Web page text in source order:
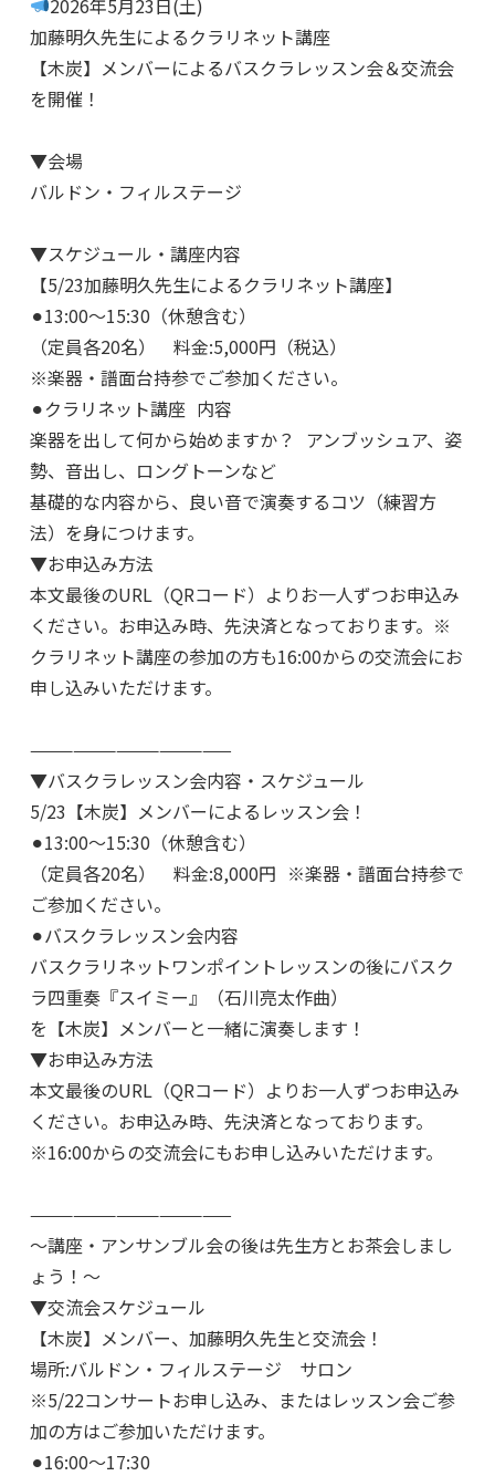
2026年5月23日(土)
加藤明久先生によるクラリネット講座
【木炭】メンバーによるバスクラレッスン会＆交流会
を開催！
▼会場
バルドン・フィルステージ
▼スケジュール・講座内容
【5/23加藤明久先生によるクラリネット講座】
⚫︎13:00〜15:30（休憩含む）
（定員各20名） 料金:5,000円（税込）
※楽器・譜面台持参でご参加ください。
⚫︎クラリネット講座 内容
楽器を出して何から始めますか？ アンブッシュア、姿
勢、音出し、ロングトーンなど
基礎的な内容から、良い音で演奏するコツ（練習方
法）を身につけます。
▼お申込み方法
本文最後のURL（QRコード）よりお一人ずつお申込み
ください。お申込み時、先決済となっております。※
クラリネット講座の参加の方も16:00からの交流会にお
申し込みいただけます。
——————————————
▼バスクラレッスン会内容・スケジュール
5/23【木炭】メンバーによるレッスン会！
⚫︎13:00〜15:30（休憩含む）
（定員各20名） 料金:8,000円 ※楽器・譜面台持参で
ご参加ください。
⚫︎バスクラレッスン会内容
バスクラリネットワンポイントレッスンの後にバスク
ラ四重奏『スイミー』（石川亮太作曲）
を【木炭】メンバーと一緒に演奏します！
▼お申込み方法
本文最後のURL（QRコード）よりお一人ずつお申込み
ください。お申込み時、先決済となっております。
※16:00からの交流会にもお申し込みいただけます。
——————————————
〜講座・アンサンブル会の後は先生方とお茶会しまし
ょう！〜
▼交流会スケジュール
【木炭】メンバー、加藤明久先生と交流会！
場所:バルドン・フィルステージ サロン
※5/22コンサートお申し込み、またはレッスン会ご参
加の方はご参加いただけます。
⚫︎16:00〜17:30